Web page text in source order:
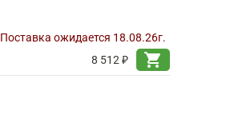
Поставка ожидается 18.08.26г.
8 512 ₽
shopping_cart